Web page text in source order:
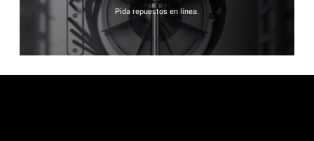
Pida repuestos en línea.